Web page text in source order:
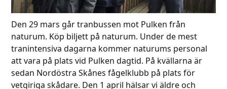
Den 29 mars går tranbussen mot Pulken från
naturum. Köp biljett på naturum. Under de mest
tranintensiva dagarna kommer naturums personal
att vara på plats vid Pulken dagtid. På kvällarna är
sedan Nordöstra Skånes fågelklubb på plats för
vetgiriga skådare. Den 1 april hälsar vi äldre och